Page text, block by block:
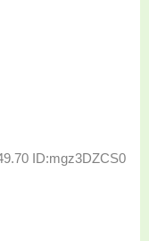
ID:mgz3DZCS0